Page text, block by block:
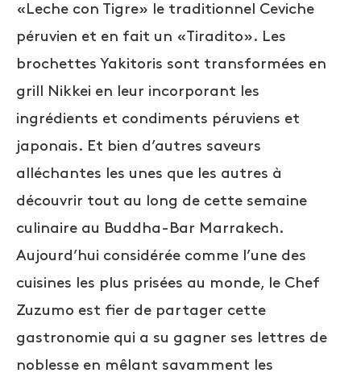
«Leche con Tigre» le traditionnel Ceviche
péruvien et en fait un «Tiradito». Les
brochettes Yakitoris sont transformées en
grill Nikkei en leur incorporant les
ingrédients et condiments péruviens et
japonais. Et bien d’autres saveurs
alléchantes les unes que les autres à
découvrir tout au long de cette semaine
culinaire au Buddha-Bar Marrakech.
Aujourd’hui considérée comme l’une des
cuisines les plus prisées au monde, le Chef
Zuzumo est fier de partager cette
gastronomie qui a su gagner ses lettres de
noblesse en mêlant savamment les